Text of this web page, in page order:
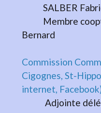
SALBER
Membre
Bernard
Commission
Cigognes, St-
internet,
Adjointe